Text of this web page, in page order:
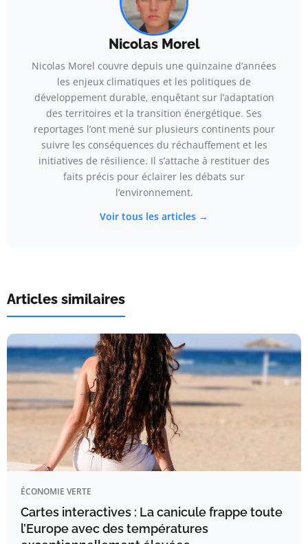
Nicolas Morel
Nicolas Morel couvre depuis une quinzaine d’années
les enjeux climatiques et les politiques de
développement durable, enquêtant sur l’adaptation
des territoires et la transition énergétique. Ses
reportages l’ont mené sur plusieurs continents pour
suivre les conséquences du réchauffement et les
initiatives de résilience. Il s’attache à restituer des
faits précis pour éclairer les débats sur
l’environnement.
Voir tous les articles →
Articles similaires
ÉCONOMIE VERTE
Cartes interactives : La canicule frappe toute
l’Europe avec des températures